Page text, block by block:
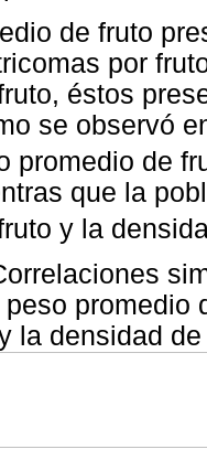
de fruto
por
éstos
se observó
promedio de
que la
y la
promedio
la densidad